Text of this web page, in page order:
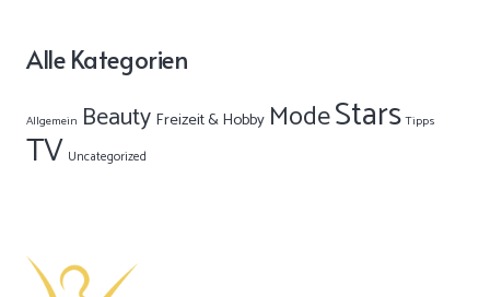
Alle Kategorien
Allgemein Beauty Freizeit & Hobby ModeStars Tipps
TV Uncategorized